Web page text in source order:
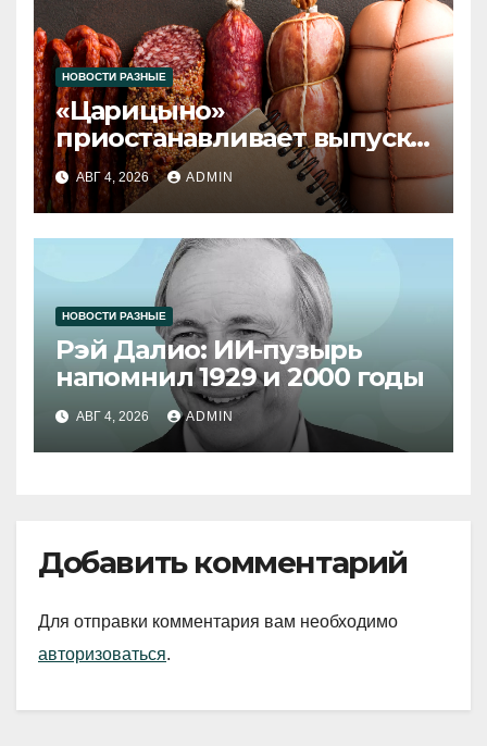
НОВОСТИ РАЗНЫЕ
«Царицыно»
приостанавливает выпуск
продукции
АВГ 4, 2026 ADMIN
НОВОСТИ РАЗНЫЕ
Рэй Далио: ИИ-пузырь
напомнил 1929 и 2000 годы
АВГ 4, 2026 ADMIN
Добавить комментарий
Для отправки комментария вам необходимо
авторизоваться.